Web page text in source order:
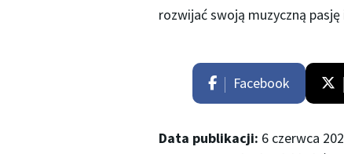
rozwijać swoją muzyczną
Facebook
Data publikacji: 6 czerwca